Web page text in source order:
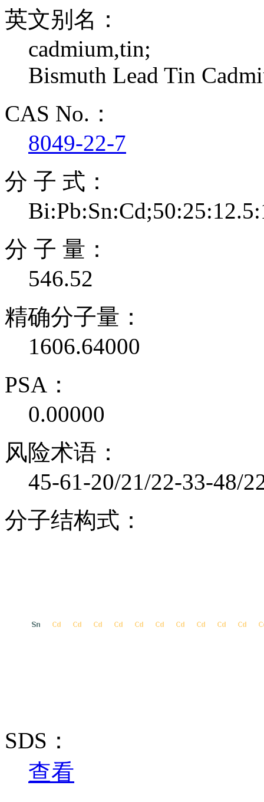
英文别名：
cadmium,tin;
Bismuth Lead Tin
CAS No.：
8049-22-7
分 子 式：
分 子 量：
546.52
精确分子量：
1606.64000
PSA：
0.00000
风险术语：
45-61-20/21/22-33-48/
分子结构式：
SDS：
查看